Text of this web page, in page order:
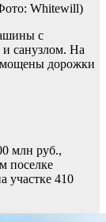
Whitewill)
с
и санузлом. На
дорожки
млн руб.,
поселке
410